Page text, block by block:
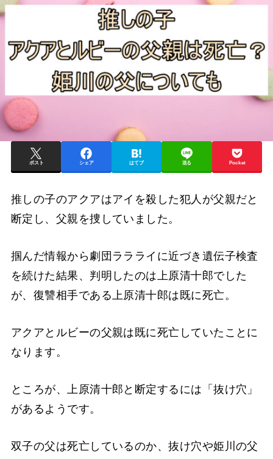
ポスト シェア はてブ 送る Pocket
推しの子のアクアはアイを殺した犯人が父親だと
断定し、父親を捜していました。
掴んだ情報から劇団ララライに近づき遺伝子検査
を続けた結果、判明したのは上原清十郎でした
が、復讐相手である上原清十郎は既に死亡。
アクアとルビーの父親は既に死亡していたことに
なります。
ところが、上原清十郎と断定するには「抜け穴」
があるようです。
双子の父は死亡しているのか、抜け穴や姫川の父